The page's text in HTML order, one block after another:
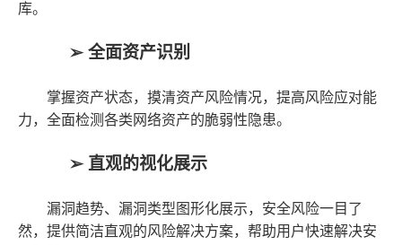
库。
➢全面资产识别
掌握资产状态，摸清资产风险情况，提高风险应对能
力，全面检测各类网络资产的脆弱性隐患。
➢ 直观的视化展示
漏洞趋势、漏洞类型图形化展示，安全风险一目了
然，提供简洁直观的风险解决方案，帮助用户快速解决安